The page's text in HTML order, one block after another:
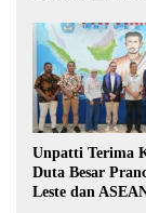
Indonesia Emas
Unpatti Terima
Duta Besar
Leste dan